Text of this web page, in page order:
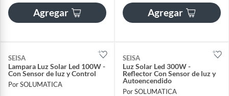
Agregar Agregar
SEISA
Lampara Luz Solar Led 100W -
Con Sensor de luz y Control
Por SOLUMATICA
SEISA
Luz Solar Led 300W -
Reflector Con Sensor de luz y
Autoencendido
Por SOLUMATICA